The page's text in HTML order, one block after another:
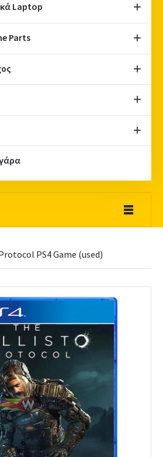
Laptop
Parts
PS4 Game (used)